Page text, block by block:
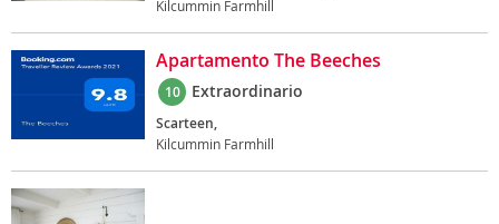
Kilcummin Farmhill
Apartamento The Beeches
10 Extraordinario
Scarteen,
Kilcummin Farmhill